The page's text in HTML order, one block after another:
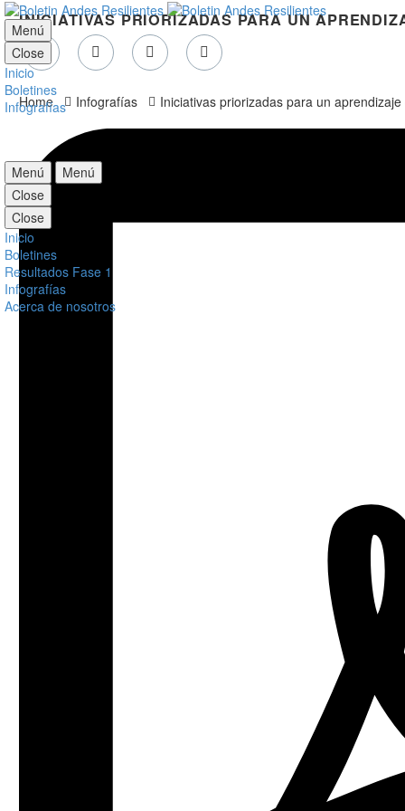
Menú
Close
Inicio
Boletines
Infografías
Menú
Menú
Close
Close
Inicio
Boletines
Resultados Fase 1
Infografías
Acerca de nosotros
INICIATIVAS PRIORIZADAS PARA UN
Home Infografías Iniciativas priorizadas para un